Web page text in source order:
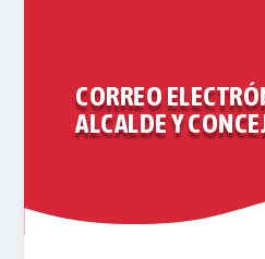
CORREO
ALCALDE Y